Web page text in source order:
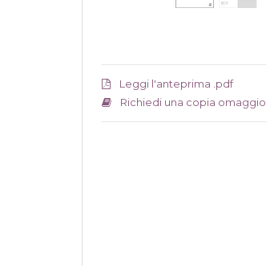
Leggi l'anteprima .pdf
Richiedi una copia omaggio